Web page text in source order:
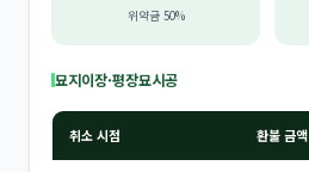
위약금 50%
묘지이장·평장묘시공
취소 시점 환불 금액